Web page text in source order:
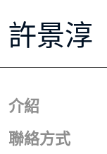
許景淳
介紹
聯絡方式